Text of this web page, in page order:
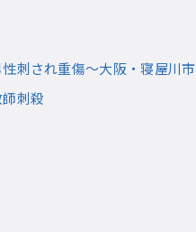
刺され重傷～大阪・寝屋川市
刺殺